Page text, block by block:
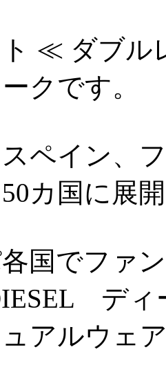
ト ≪ ダブ
クです。
ペイン、
カ国に展
国でファ
デ
アルウェ